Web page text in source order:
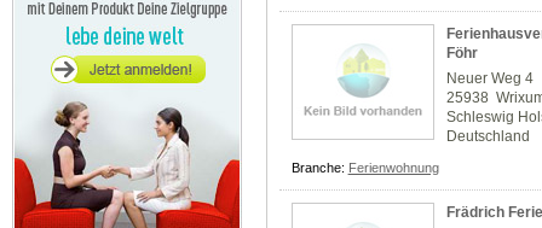
Föhr
Neuer Weg 4
25938
Schleswig
Deutschland
Branche: Ferienwohnung
Frädrich